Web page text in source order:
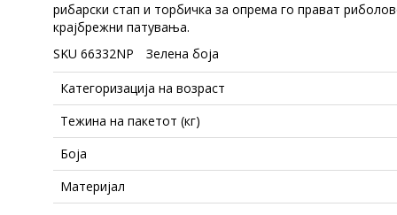
рибарски стап и торбичка за опрема го прават
крајбрежни патувања.
SKU 66332NP Зелена боја
Категоризација на возраст
Тежина на пакетот (кг)
Боја
Материјал